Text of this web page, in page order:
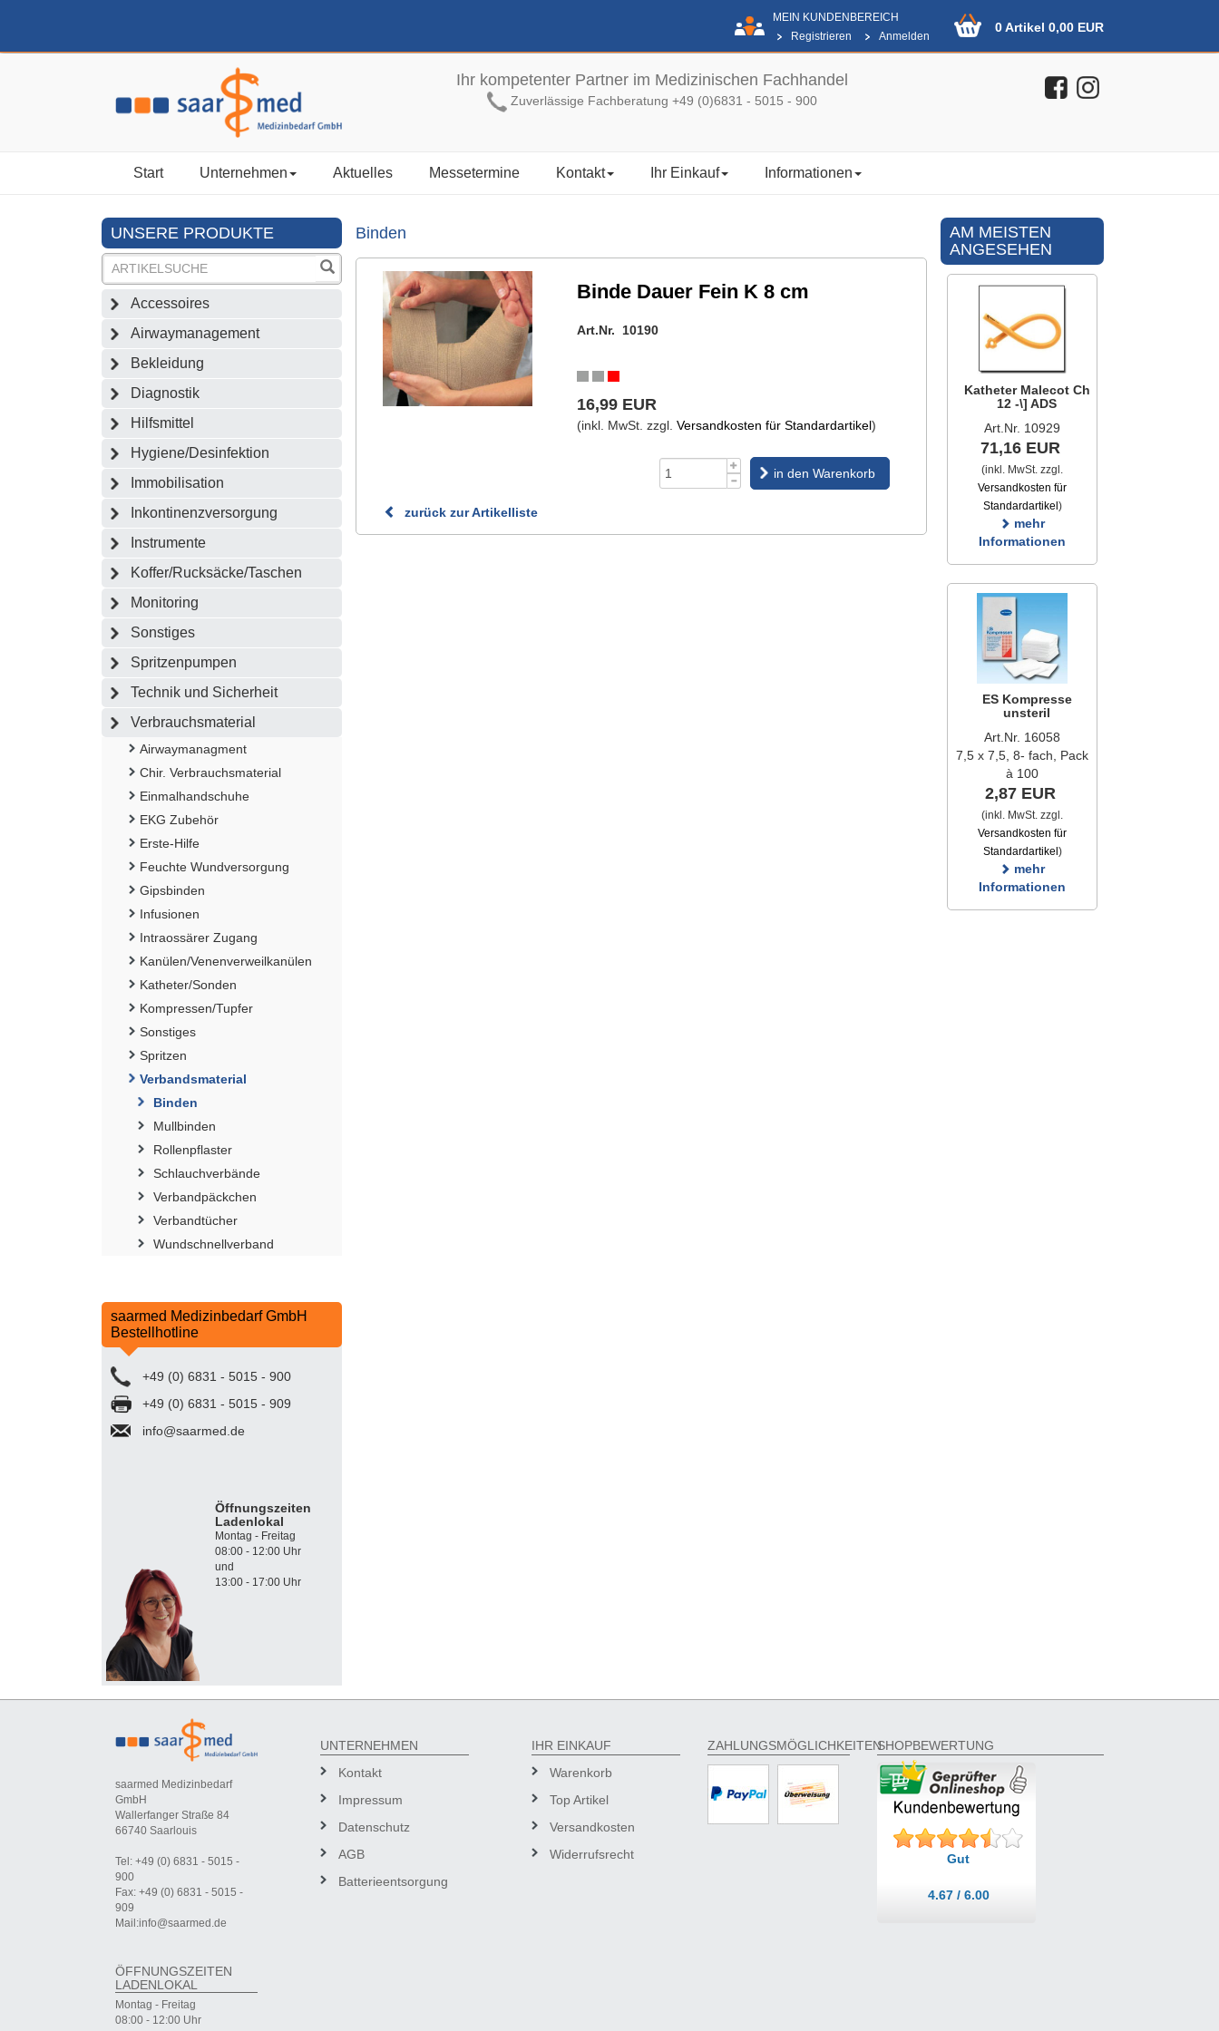
MEIN KUNDENBEREICH
Registrieren
Anmelden
0 Artikel 0,00 EUR
Ihr kompetenter Partner im Medizinischen Fachhandel
Zuverlässige Fachberatung +49 (0)6831 - 5015 - 900
Start Unternehmen Aktuelles Messetermine Kontakt Ihr Einkauf Informationen
UNSERE PRODUKTE
Accessoires
Airwaymanagement
Bekleidung
Diagnostik
Hilfsmittel
Hygiene/Desinfektion
Immobilisation
Inkontinenzversorgung
Instrumente
Koffer/Rucksäcke/Taschen
Monitoring
Sonstiges
Spritzenpumpen
Technik und Sicherheit
Verbrauchsmaterial
Airwaymanagment
Chir. Verbrauchsmaterial
Einmalhandschuhe
EKG Zubehör
Erste-Hilfe
Feuchte Wundversorgung
Gipsbinden
Infusionen
Intraossärer Zugang
Kanülen/Venenverweilkanülen
Katheter/Sonden
Kompressen/Tupfer
Sonstiges
Spritzen
Verbandsmaterial
Binden
Mullbinden
Rollenpflaster
Schlauchverbände
Verbandpäckchen
Verbandtücher
Wundschnellverband
saarmed Medizinbedarf GmbH
Bestellhotline
+49 (0) 6831 - 5015 - 900
+49 (0) 6831 - 5015 - 909
info@saarmed.de
Öffnungszeiten
Ladenlokal
Montag - Freitag
08:00 - 12:00 Uhr
und
13:00 - 17:00 Uhr
Binden
Binde Dauer Fein K 8 cm
Art.Nr. 10190
16,99 EUR
(inkl. MwSt. zzgl. Versandkosten für Standardartikel)
in den Warenkorb
zurück zur Artikelliste
AM MEISTEN
ANGESEHEN
Katheter Malecot Ch
12 -\] ADS
Art.Nr. 10929
71,16 EUR
(inkl. MwSt. zzgl.
Versandkosten für
Standardartikel )
mehr
Informationen
ES Kompresse
unsteril
Art.Nr. 16058
7,5 x 7,5, 8- fach, Pack
à 100
2,87 EUR
(inkl. MwSt. zzgl.
Versandkosten für
Standardartikel )
mehr
Informationen
saarmed Medizinbedarf
GmbH
Wallerfanger Straße 84
66740 Saarlouis
Tel: +49 (0) 6831 - 5015 -
900
Fax: +49 (0) 6831 - 5015 -
909
Mail:info@saarmed.de
ÖFFNUNGSZEITEN
LADENLOKAL
Montag - Freitag
08:00 - 12:00 Uhr
UNTERNEHMEN
Kontakt
Impressum
Datenschutz
AGB
Batterieentsorgung
IHR EINKAUF
Warenkorb
Top Artikel
Versandkosten
Widerrufsrecht
ZAHLUNGSMÖGLICHKEITENSHOPBEWERTUNG
Gut
4.67 / 6.00